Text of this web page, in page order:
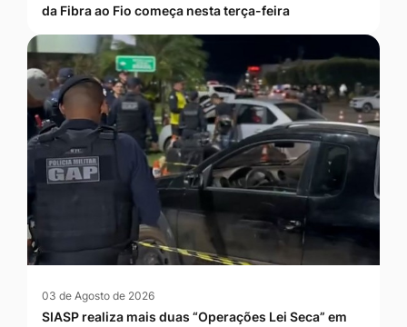
da Fibra ao Fio começa nesta terça-feira
03 de Agosto de 2026
SIASP realiza mais duas “Operações Lei Seca” em